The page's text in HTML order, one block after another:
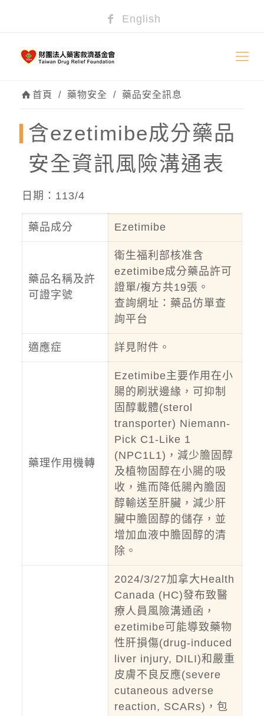
English
首頁 / 藥物安全 / 藥品安全訊息
含ezetimibe成分藥品
安全資訊風險溝通表
日期：113/4
藥品成分 Ezetimibe
藥品名稱及許
可證字號
衛生福利部核准含
ezetimibe成分藥品許可
證單/複方共19張。
查詢網址： 藥品仿單查
詢平台
適應症 詳見附件。
藥理作用機轉
Ezetimibe主要作用在小
腸的刷狀邊緣，可抑制
固醇載體(sterol
transporter) Niemann-
Pick C1-Like 1
(NPC1L1)，減少膽固醇
及植物固醇在小腸的吸
收，進而降低腸內膽固
醇輸送至肝臟，減少肝
臟中膽固醇的儲存，並
增加血液中膽固醇的清
除。
2024/3/27加拿大Health
Canada (HC)發布致醫
療人員風險溝通函，
ezetimibe可能導致藥物
性肝損傷(drug-induced
liver injury, DILI)和嚴重
皮膚不良反應(severe
cutaneous adverse
reaction, SCARs)，包